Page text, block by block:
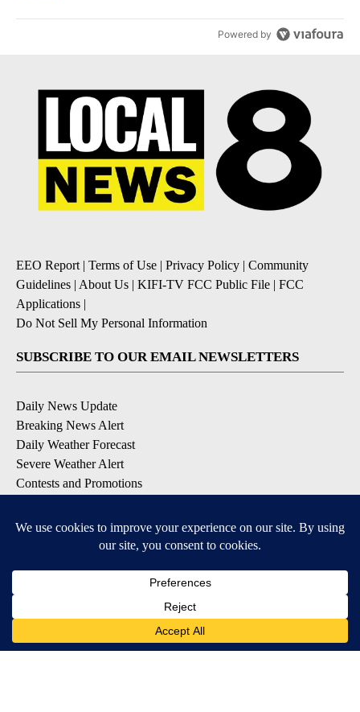
Powered by
EEO Report| Terms of Use | Privacy Policy | Community
Guidelines | About Us | KIFI-TV FCC Public File | FCC
Applications |
Do Not Sell My Personal Information
SUBSCRIBE TO OUR EMAIL NEWSLETTERS
Daily News Update
Breaking News Alert
Daily Weather Forecast
Severe Weather Alert
Contests and Promotions